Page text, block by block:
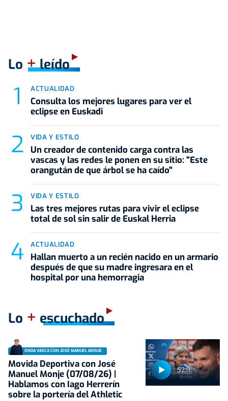
Lo +leído
ACTUALIDAD
Consulta los mejores lugares para ver el
eclipse en Euskadi
VIDA Y ESTILO
Un creador de contenido carga contra las
vascas y las redes le ponen en su sitio: "Este
orangután de que árbol se ha caído"
VIDA Y ESTILO
Las tres mejores rutas para vivir el eclipse
total de sol sin salir de Euskal Herria
ACTUALIDAD
Hallan muerto a un recién nacido en un armario
después de que su madre ingresara en el
hospital por una hemorragia
Lo + escuchado
52:11
ONDA VASCA CON JOSÉ MANUEL MONJE
Movida Deportiva con José
Manuel Monje (07/08/26) |
Hablamos con Iago Herrerín
sobre la portería del Athletic